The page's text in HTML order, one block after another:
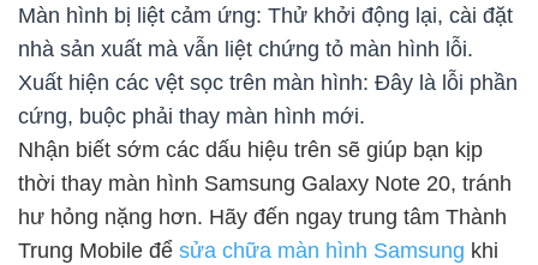
Màn hình bị liệt cảm ứng: Thử khởi động lại, cài đặt
nhà sản xuất mà vẫn liệt chứng tỏ màn hình lỗi.
Xuất hiện các vệt sọc trên màn hình: Đây là lỗi phần
cứng, buộc phải thay màn hình mới.
Nhận biết sớm các dấu hiệu trên sẽ giúp bạn kịp
thời thay màn hình Samsung Galaxy Note 20, tránh
hư hỏng nặng hơn. Hãy đến ngay trung tâm Thành
Trung Mobile để sửa chữa màn hình Samsung khi